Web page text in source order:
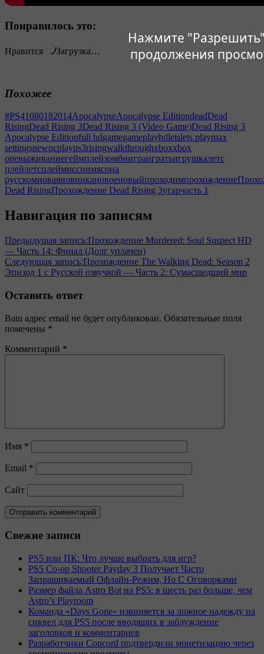
Нажмите
продолжения
Понравилось это:
Нравится Загрузка…
Похожее
#PS41080182014ApocalypseApocalypse EditiondeadDead
RisingDead Rising 3Dead Rising 3 (Video Game)Dead Rising 3
Apocalypse Editionfull hdgamegameplayhdletslets playmax
settingsnewpcplayps3risingwalkthroughxboxxbox
oneвыживаниегеймплейзомбииграигратьигрушкалетс
плейлетсплеймиссиимясона
русскомноваяновинкановоеновыйпроходимпрохождение
Dead RisingПрохождение Dead Rising 3угарчасть 1
Навигация по записям
Предыдущая запись:Прохождение Murdered: Soul Suspect HD
— Часть 14: Финал (Долг уплачен)
Следующая запись:Прохождение The Walking Dead: Season 2
Эпизод 1 с Русской озвучкой — Часть 2: Сумасшедший мир
Оставить ответ
Ваш адрес email не будет опубликован. Обязательные поля
помечены *
Комментарий *
Имя *
Email *
Сайт
Свежие записи
PS5 или ПК: Что лучше выбрать для игр?
PS5 Co-op Shooter Payday 3 Получает Часто
Запрашиваемый Офлайн-Режим, Но С Оговорками
Размер файла Astro Bot на PS5: в шесть раз больше, чем
Astro’s Playroom
Команда «Days Gone» извиняется за ложное надежду на
сиквел для PS5 после вводящих в заблуждение
заголовков и комментариев
Разработчики Concord подтвердили монетизацию через